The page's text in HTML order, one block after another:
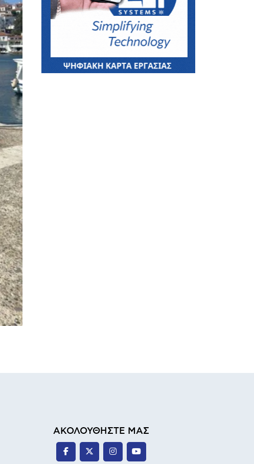
ΑΚΟΛΟΥΘΗΣΤΕ ΜΑΣ